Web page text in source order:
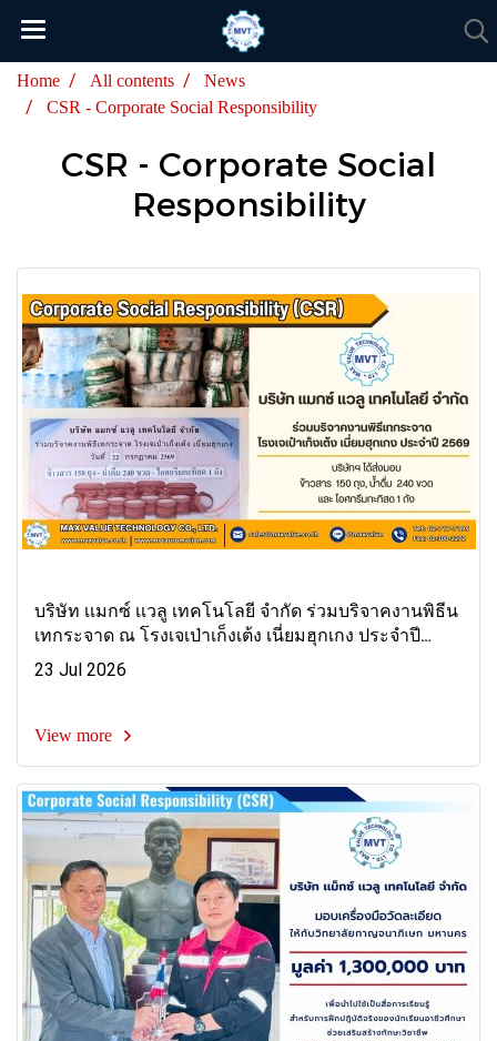
Home All contents
News
CSR - Corporate Social Responsibility
CSR - Corporate Social
Responsibility
บริษัท เเมกซ์ เเวลู เทคโนโลยี จำกัด ร่วมบริจาคงานพิธีน
เทกระจาด ณ โรงเจเป่าเก็งเต้ง เนี่ยมฮุกเกง ประจำปี
2569
23 Jul 2026
View more